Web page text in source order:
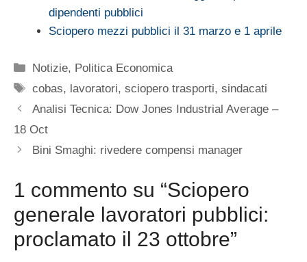
dipendenti pubblici
Sciopero mezzi pubblici il 31 marzo e 1 aprile
Categorie
Notizie, Politica Economica
Tag
cobas, lavoratori,sciopero trasporti,sindacati
Analisi Tecnica: Dow Jones Industrial Average –
18 Oct
Bini Smaghi: rivedere compensi manager
1 commento su “Sciopero
generale lavoratori pubblici:
proclamato il 23 ottobre”